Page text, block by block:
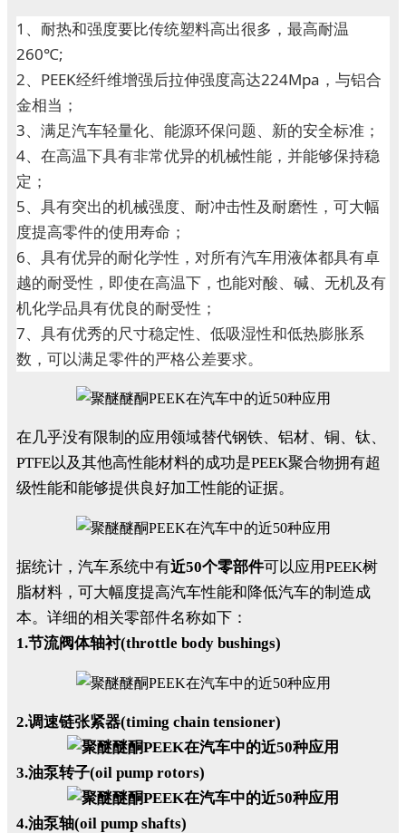
1、耐热和强度要比传统塑料高出很多，最高耐温
260℃;
2、PEEK经纤维增强后拉伸强度高达224Mpa，与铝合
金相当；
3、满足汽车轻量化、能源环保问题、新的安全标准；
4、在高温下具有非常优异的机械性能，并能够保持稳
定；
5、具有突出的机械强度、耐冲击性及耐磨性，可大幅
度提高零件的使用寿命；
6、具有优异的耐化学性，对所有汽车用液体都具有卓
越的耐受性，即使在高温下，也能对酸、碱、无机及有
机化学品具有优良的耐受性；
7、具有优秀的尺寸稳定性、低吸湿性和低热膨胀系
数，可以满足零件的严格公差要求。
在几乎没有限制的应用领域替代钢铁、铝材、铜、钛、
PTFE以及其他高性能材料的成功是PEEK聚合物拥有超
级性能和能够提供良好加工性能的证据。
据统计，汽车系统中有近50个零部件可以应用PEEK树
脂材料，可大幅度提高汽车性能和降低汽车的制造成
本。详细的相关零部件名称如下：
1.节流阀体轴衬(throttle body bushings)
2.调速链张紧器(timing chain tensioner)
3.油泵转子(oil pump rotors)
4.油泵轴(oil pump shafts)